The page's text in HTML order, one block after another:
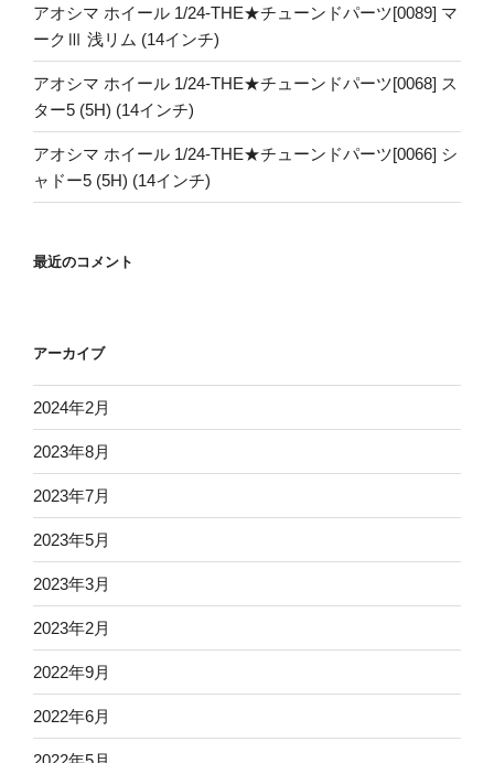
アオシマ ホイール 1/24-THE★チューンドパーツ[0089] マ
ークⅢ 浅リム (14インチ)
アオシマ ホイール 1/24-THE★チューンドパーツ[0068] ス
ター5 (5H) (14インチ)
アオシマ ホイール 1/24-THE★チューンドパーツ[0066] シ
ャドー5 (5H) (14インチ)
最近のコメント
アーカイブ
2024年2月
2023年8月
2023年7月
2023年5月
2023年3月
2023年2月
2022年9月
2022年6月